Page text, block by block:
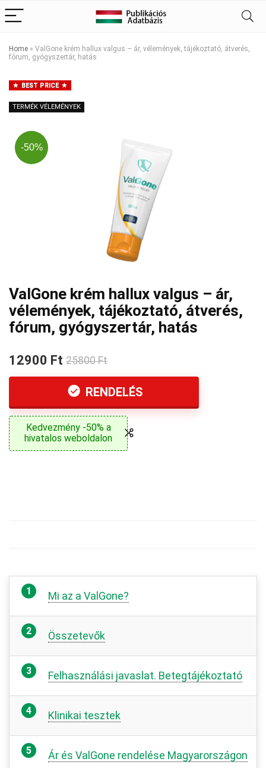
Home » ValGone krém hallux valgus – ár, vélemények, tájékoztató, átverés,
fórum, gyógyszertár, hatás
BEST PRICE
TERMÉK VÉLEMÉNYEK
-50%
ValGone krém hallux valgus – ár,
vélemények, tájékoztató, átverés,
fórum, gyógyszertár, hatás
12900 Ft 25800 Ft
RENDELÉS
Kedvezmény -50% a
hivatalos weboldalon
Mi az a ValGone?
Összetevők
Felhasználási javaslat. Betegtájékoztató
Klinikai tesztek
Ár és ValGone rendelése Magyarországon